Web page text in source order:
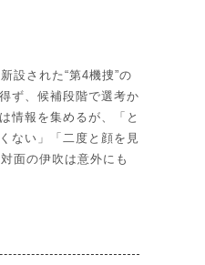
設された“第4機捜”の
ず、候補段階で選考か
情報を集めるが、「と
ない」「二度と顔を見
面の伊吹は意外にも